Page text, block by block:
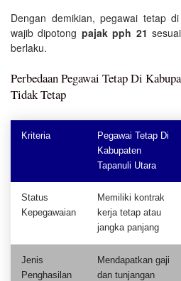
Dengan demikian, pegawai tetap
wajib dipotong pajak pph 21
berlaku.
Perbedaan Pegawai Tetap Di
Tidak Tetap
Kriteria
Pegawai Tetap Di
Kabupaten
Tapanuli Utara
Status
Kepegawaian
Memiliki kontrak
kerja tetap atau
jangka panjang
Jenis
Penghasilan
Mendapatkan gaji
dan tunjangan